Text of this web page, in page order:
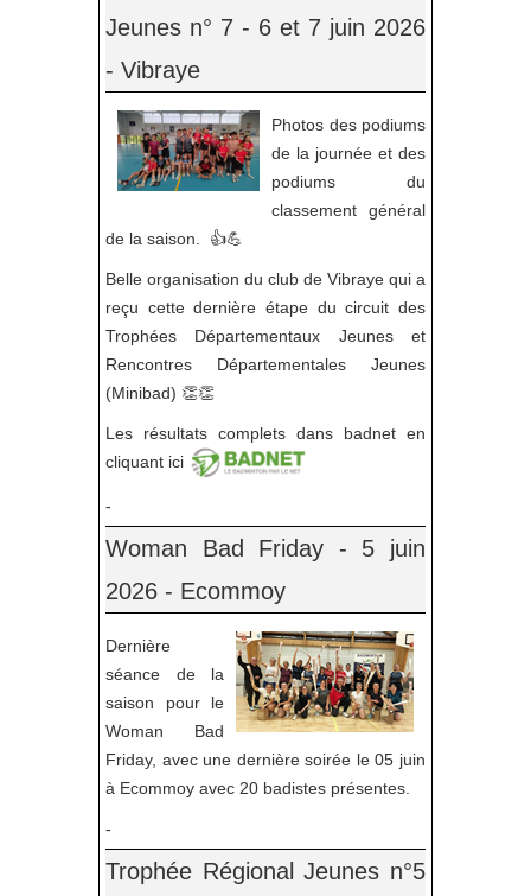
Jeunes n° 7 - 6 et 7 juin 2026
- Vibraye
Photos des podiums
de la journée et des
podiums du
classement général
de la saison. 👍💪
Belle organisation du club de Vibraye qui a
reçu cette dernière étape du circuit des
Trophées Départementaux Jeunes et
Rencontres Départementales Jeunes
(Minibad) 👏👏
Les résultats complets dans badnet en
cliquant ici
-
Woman Bad Friday - 5 juin
2026 - Ecommoy
Dernière
séance de la
saison pour le
Woman Bad
Friday, avec une dernière soirée le 05 juin
à Ecommoy avec 20 badistes présentes.
-
Trophée Régional Jeunes n°5